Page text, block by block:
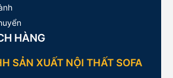
HÀNG
SẢN XUẤT NỘI THẤT SOFA